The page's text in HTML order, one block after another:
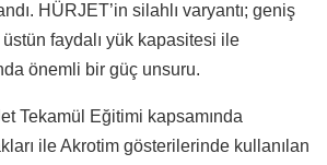
HÜRJET’in silahlı varyantı; geniş
faydalı yük kapasitesi ile
önemli bir güç unsuru.
Tekamül Eğitimi kapsamında
ile Akrotim gösterilerinde kullanılan